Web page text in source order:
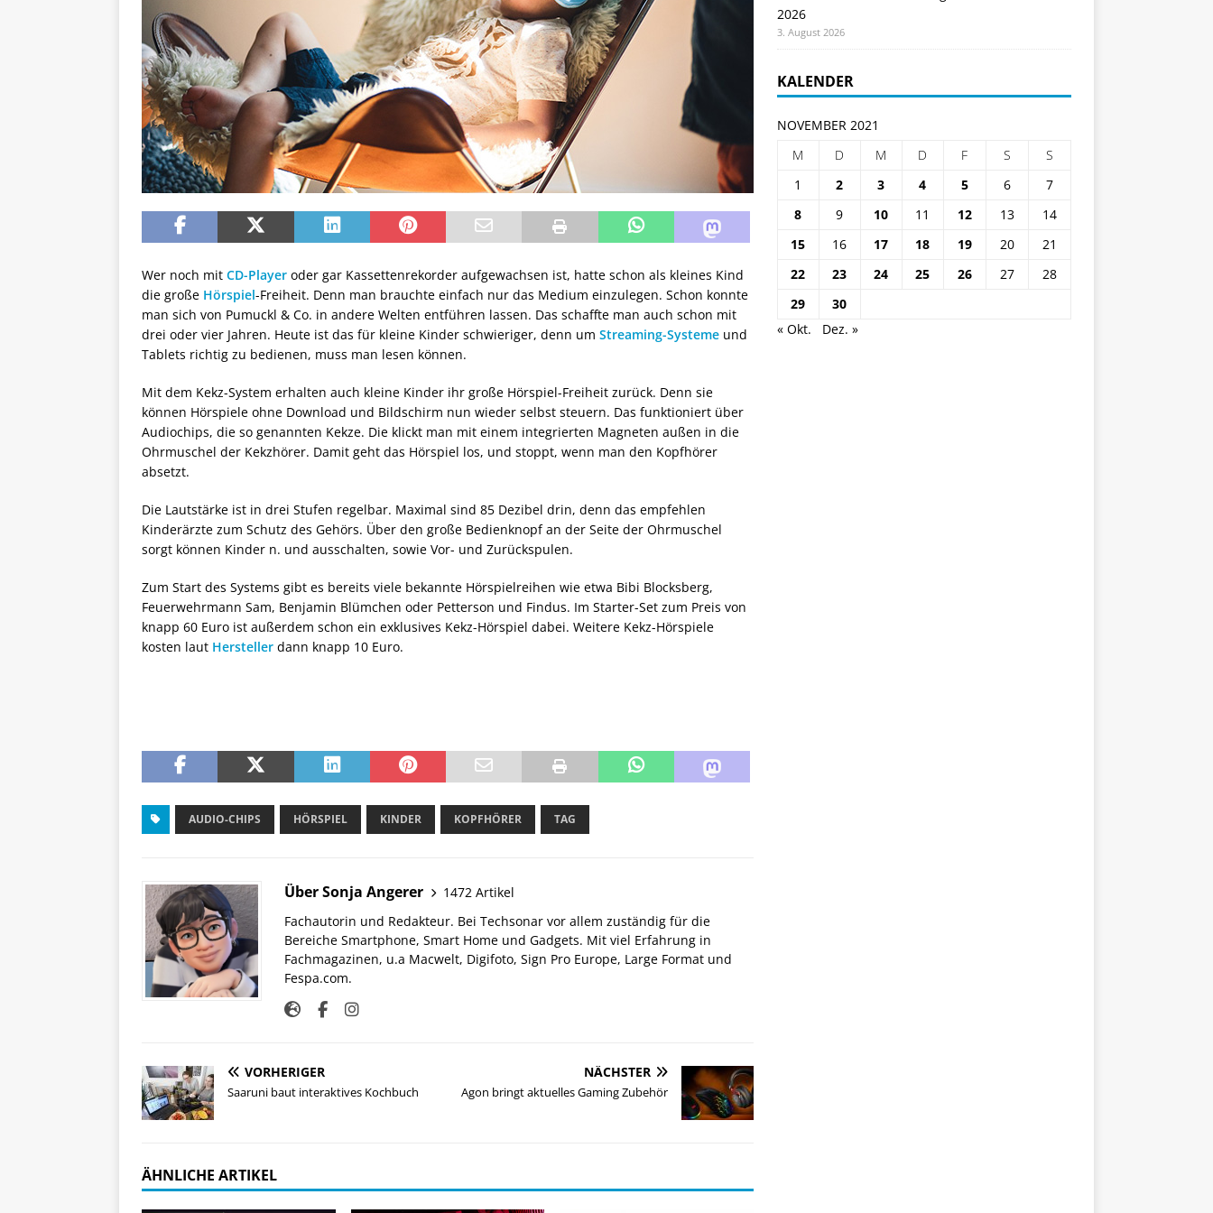
Wer noch mit CD-Player oder gar Kassettenrekorder aufgewachsen ist, hatte schon als kleines Kind
die große Hörspiel-Freiheit. Denn man brauchte einfach nur das Medium einzulegen. Schon konnte
man sich von Pumuckl & Co. in andere Welten entführen lassen. Das schaffte man auch schon mit
drei oder vier Jahren. Heute ist das für kleine Kinder schwieriger, denn um Streaming-Systeme und
Tablets richtig zu bedienen, muss man lesen können.
Mit dem Kekz-System erhalten auch kleine Kinder ihr große Hörspiel-Freiheit zurück. Denn sie
können Hörspiele ohne Download und Bildschirm nun wieder selbst steuern. Das funktioniert über
Audiochips, die so genannten Kekze. Die klickt man mit einem integrierten Magneten außen in die
Ohrmuschel der Kekzhörer. Damit geht das Hörspiel los, und stoppt, wenn man den Kopfhörer
absetzt.
Die Lautstärke ist in drei Stufen regelbar. Maximal sind 85 Dezibel drin, denn das empfehlen
Kinderärzte zum Schutz des Gehörs. Über den große Bedienknopf an der Seite der Ohrmuschel
sorgt können Kinder n. und ausschalten, sowie Vor- und Zurückspulen.
Zum Start des Systems gibt es bereits viele bekannte Hörspielreihen wie etwa Bibi Blocksberg,
Feuerwehrmann Sam, Benjamin Blümchen oder Petterson und Findus. Im Starter-Set zum Preis von
knapp 60 Euro ist außerdem schon ein exklusives Kekz-Hörspiel dabei. Weitere Kekz-Hörspiele
kosten laut Hersteller dann knapp 10 Euro.
AUDIO-CHIPS HÖRSPIEL KINDER KOPFHÖRER TAG
Über Sonja Angerer
1472 Artikel
Fachautorin und Redakteur. Bei Techsonar vor allem zuständig für die
Bereiche Smartphone, Smart Home und Gadgets. Mit viel Erfahrung in
Fachmagazinen, u.a Macwelt, Digifoto, Sign Pro Europe, Large Format und
Fespa.com.
VORHERIGER
Saaruni baut interaktives Kochbuch
NÄCHSTER
Agon bringt aktuelles Gaming Zubehör
ÄHNLICHE ARTIKEL
2026
3. August 2026
KALENDER
NOVEMBER 2021
M
D M D F S
S
1
2 3 4 5 6
7
8
9 10 11 12 13
14
15
16 17 18 19 20
21
22
23 24 25 26 27
28
29
30
« Okt.
Dez. »